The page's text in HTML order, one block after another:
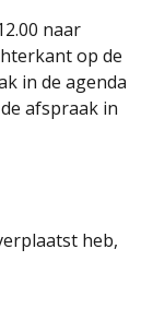
naar
op de
in de agenda
afspraak in
heb,